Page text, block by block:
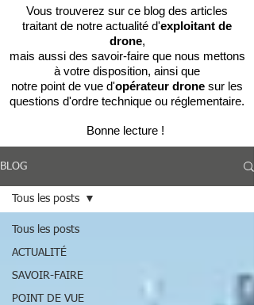
Vous trouverez sur ce blog des articles
traitant de notre actualité d'exploitant de
drone,
mais aussi des savoir-faire que nous mettons
à votre disposition, ainsi que
notre point de vue d'opérateur drone sur les
questions d'ordre technique ou réglementaire.
Bonne lecture !
BLOG
Tous les posts
ACTUALITÉ
SAVOIR-FAIRE
POINT DE VUE
Tous les posts